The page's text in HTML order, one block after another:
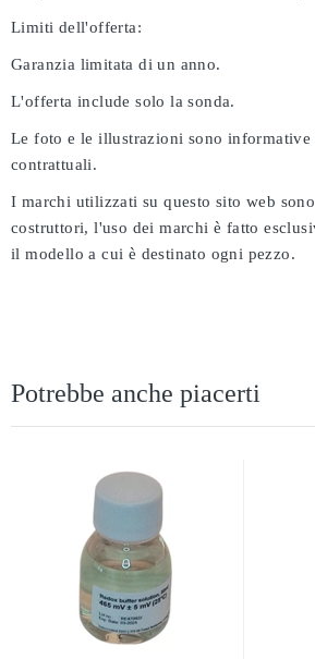
Limiti dell'offerta:
Garanzia limitata di un anno.
L'offerta include solo la sonda.
Le foto e le illustrazioni sono informative
contrattuali.
I marchi utilizzati su questo sito web
costruttori, l'uso dei marchi è fatto
il modello a cui è destinato ogni pezzo.
Potrebbe anche piacerti